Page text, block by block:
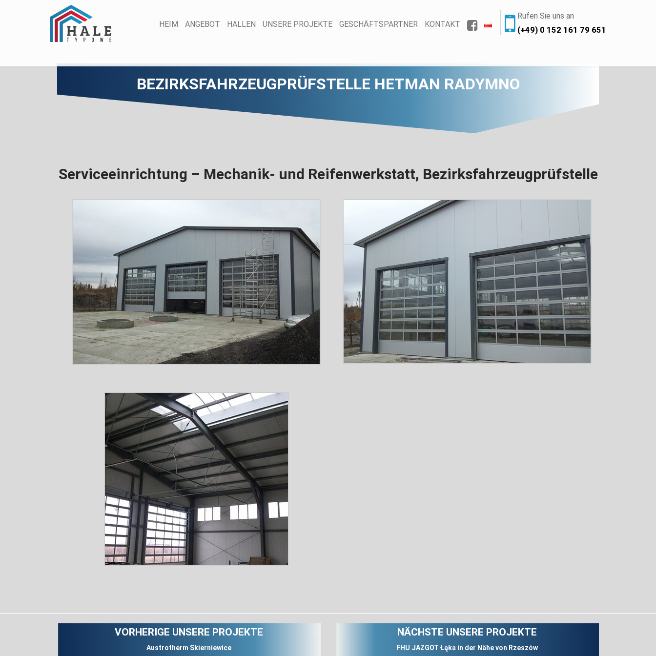
Rufen Sie uns an
(+49) 0 152 161 79 651
HEIM ANGEBOT HALLEN UNSERE PROJEKTE GESCHÄFTSPARTNER KONTAKT
BEZIRKSFAHRZEUGPRÜFSTELLE HETMAN RADYMNO
Serviceeinrichtung – Mechanik- und Reifenwerkstatt, Bezirksfahrzeugprüfstelle
VORHERIGE UNSERE PROJEKTE
Austrotherm Skierniewice
NÄCHSTE UNSERE PROJEKTE
FHU JAZGOT Łąka in der Nähe von Rzeszów